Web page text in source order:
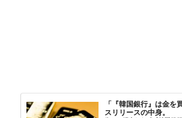
「『韓国銀行』は金を
スリリースの中身。